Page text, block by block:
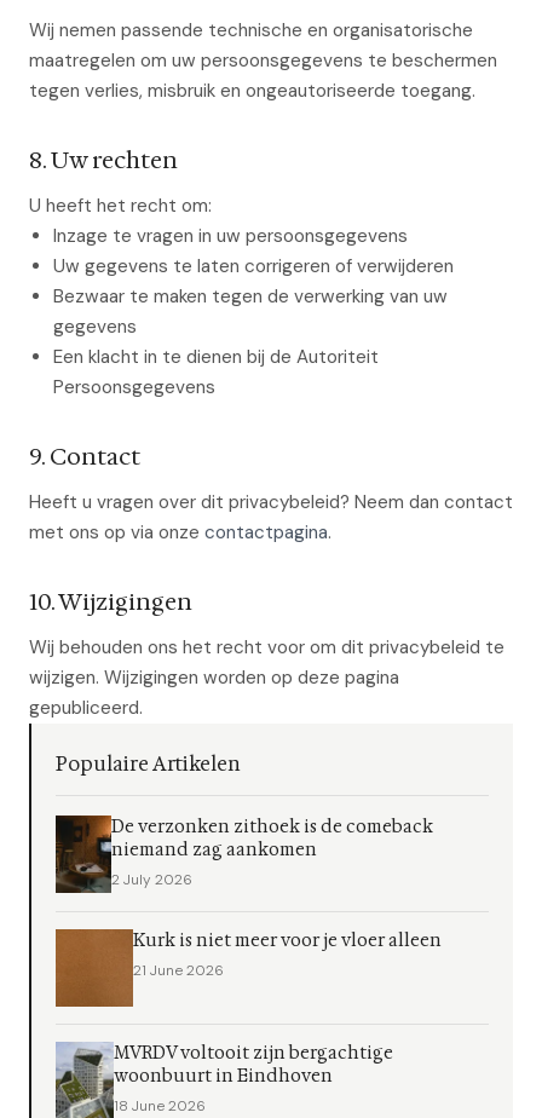
Wij nemen passende technische en organisatorische
maatregelen om uw persoonsgegevens te beschermen
tegen verlies, misbruik en ongeautoriseerde toegang.
8. Uw rechten
U heeft het recht om:
Inzage te vragen in uw persoonsgegevens
Uw gegevens te laten corrigeren of verwijderen
Bezwaar te maken tegen de verwerking van uw
gegevens
Een klacht in te dienen bij de Autoriteit
Persoonsgegevens
9. Contact
Heeft u vragen over dit privacybeleid? Neem dan contact
met ons op via onze contactpagina.
10. Wijzigingen
Wij behouden ons het recht voor om dit privacybeleid te
wijzigen. Wijzigingen worden op deze pagina
gepubliceerd.
Populaire Artikelen
De verzonken zithoek is de comeback
niemand zag aankomen
2 July 2026
Kurk is niet meer voor je vloer alleen
21 June 2026
MVRDV voltooit zijn bergachtige
woonbuurt in Eindhoven
18 June 2026